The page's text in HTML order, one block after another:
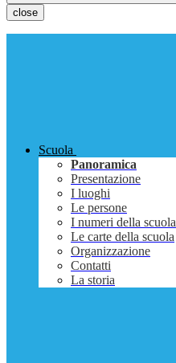
close
Scuola
Panoramica
Presentazione
I luoghi
Le persone
I numeri della scuola
Le carte della scuola
Organizzazione
Contatti
La storia